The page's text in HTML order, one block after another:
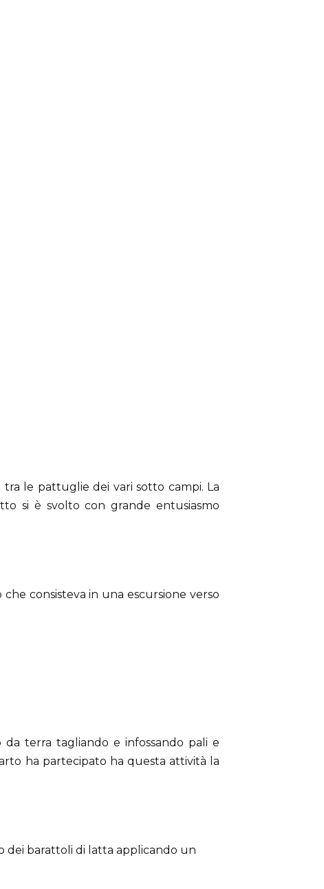
le pattuglie dei vari sotto campi. La
si è svolto con grande entusiasmo
consisteva in una escursione verso
terra tagliando e infossando pali e
ha partecipato ha questa attività la
dei barattoli di latta applicando un